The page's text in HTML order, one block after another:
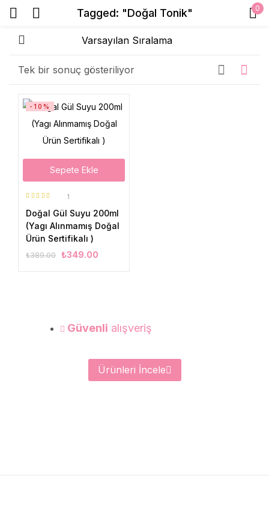
Tagged: "Doğal Tonik" 0
Tek bir sonuç gösteriliyor
Sepete Ekle
-10%
5.00oy aldı
1
Doğal Gül Suyu 200ml
(Yagı Alınmamış Doğal
Ürün Sertifikalı )
₺389.00 ₺349.00
Güvenli alışveriş
Ürünleri İncele
Sign in
Beni Hatırla
Create an account